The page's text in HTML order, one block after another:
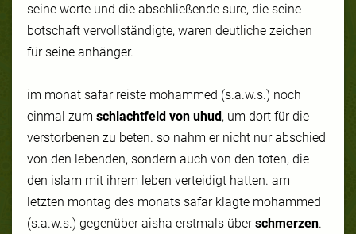
seine worte und die abschließende sure, die seine
botschaft vervollständigte, waren deutliche zeichen
für seine anhänger.
im monat safar reiste mohammed (s.a.w.s.) noch
einmal zum schlachtfeld von uhud, um dort für die
verstorbenen zu beten. so nahm er nicht nur abschied
von den lebenden, sondern auch von den toten, die
den islam mit ihrem leben verteidigt hatten. am
letzten montag des monats safar klagte mohammed
(s.a.w.s.) gegenüberaisha erstmals überschmerzen.